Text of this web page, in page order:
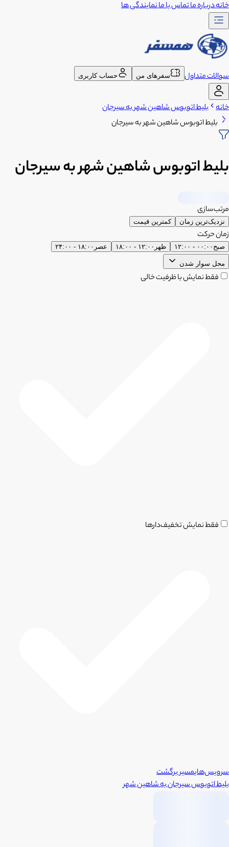
خانهدرباره ماتماس با مانمایندگی ها
سوالات متداول سفرهای من حساب کاربری
خانه بلیط اتوبوس شاهین شهر به سیرجان
بلیط اتوبوس شاهین شهر به سیرجان
بلیط اتوبوس شاهین شهر به سیرجان
مرتب‌سازی
نزدیک‌ترین زمان کمترین قیمت
زمان حرکت
صبح ۰۰:۰۰ - ۱۲:۰۰ ظهر ۱۲:۰۰ - ۱۸:۰۰ عصر ۱۸:۰۰ - ۲۴:۰۰
محل سوار شدن
فقط نمایش با ظرفیت خالی
فقط نمایش تخفیف‌دارها
سرویس‌هایمسیر برگشت
بلیط اتوبوسسیرجانبهشاهین شهر